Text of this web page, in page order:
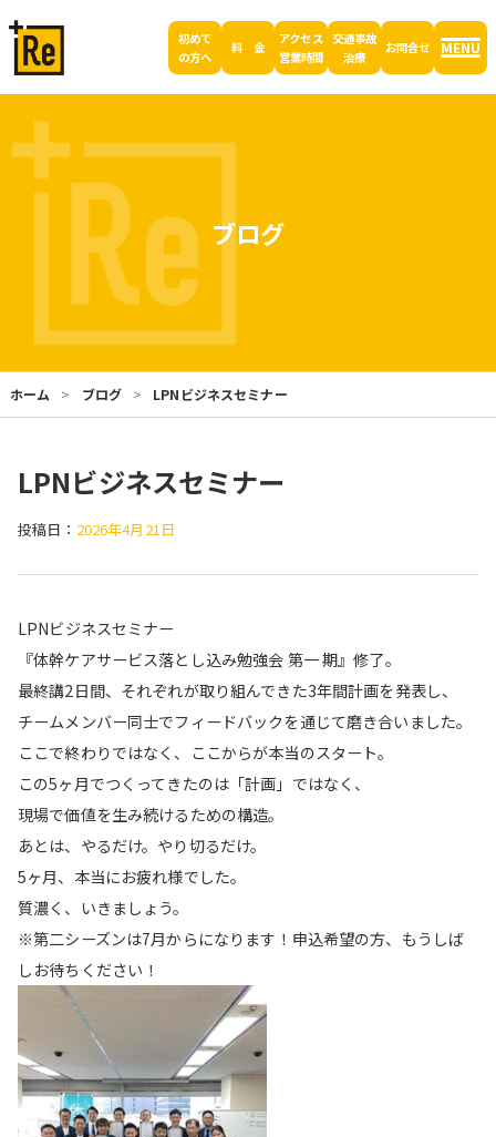
初めて
の方へ
料 金
アクセス
営業時間
交通事故
治療
お問合せ MENU
ブログ
ホーム ブログ LPNビジネスセミナー
LPNビジネスセミナー
投稿日： 2026年4月21日
LPNビジネスセミナー
『体幹ケアサービス落とし込み勉強会 第一 期』修了。
最終講2日間、それぞれが取り組んできた3年間計画を発表し、
チームメンバー同士でフィードバックを通じて磨き合いました。
ここで終わりではなく、ここからが本当のスタート。
この5ヶ月でつくってきたのは「計画」ではなく、
現場で価値を生み続けるための構造。
あとは、やるだけ。やり切るだけ。
5ヶ月、本当にお疲れ様でした。
質濃く、いきましょう。
※第二シーズンは7月からになります！申込希望の方、もうしば
しお待ちください！